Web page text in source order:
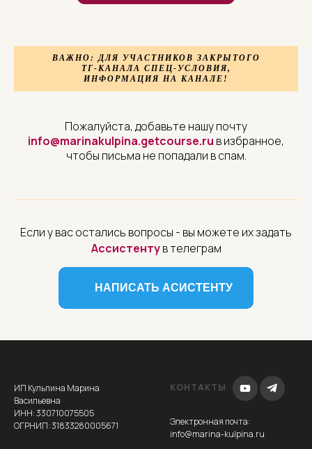
ВАЖНО: ДЛЯ УЧАСТНИКОВ ЗАКРЫТОГО
ТГ-КАНАЛА СПЕЦ-УСЛОВИЯ,
ИНФОРМАЦИЯ НА КАНАЛЕ!
Пожалуйста, добавьте нашу почту
info@marinakulpina.getcourse.ru в избранное,
чтобы письма не попадали в спам.
Если у вас остались вопросы - вы можете их задать
Ассистентув телеграм
НАПИСАТЬ АСИСТЕНТУ
ИП Кульпина Марина
Васильевна
ИНН: 330710075505
ОГРНИП: 31833280005671
КОНТАКТЫ
Электронная почта:
info@marina-kulpina.ru